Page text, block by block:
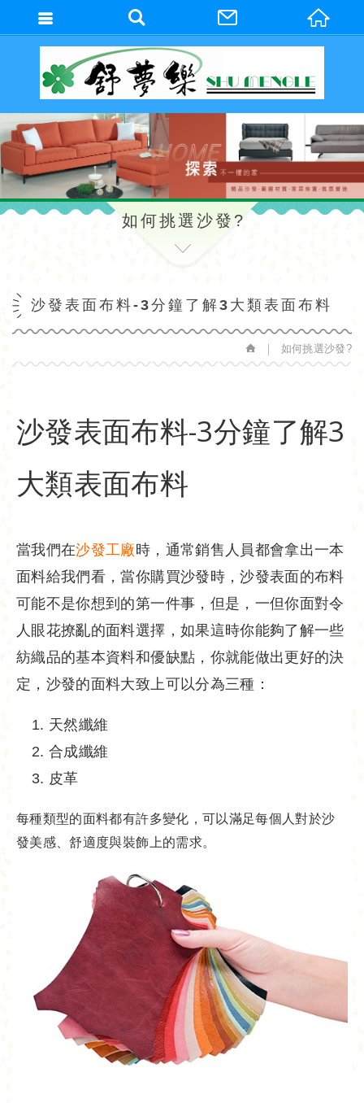
如何挑選沙發?
沙發表面布料-3分鐘了解3大類表面布料
如何挑選沙發?
沙發表面布料-3分鐘了解3
大類表面布料
當我們在沙發工廠時，通常銷售人員都會拿出一本
面料給我們看，當你購買沙發時，沙發表面的布料
可能不是你想到的第一件事，但是，一但你面對令
人眼花撩亂的面料選擇，如果這時你能夠了解一些
紡織品的基本資料和優缺點，你就能做出更好的決
定，沙發的面料大致上可以分為三種：
天然纖維
合成纖維
皮革
每種類型的面料都有許多變化，可以滿足每個人對於沙
發美感、舒適度與裝飾上的需求。
繁體中文